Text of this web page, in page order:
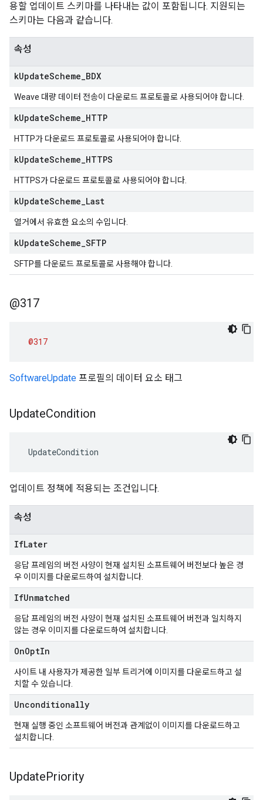
용할 업데이트 스키마를 나타내는 값이 포함됩니다. 지원되는
스키마는 다음과 같습니다.
속성
kUpdateScheme BDX
Weave 대량 데이터 전송이 다운로드 프로토콜로 사용되어야 합니다.
kUpdateScheme HTTP
HTTP가 다운로드 프로토콜로 사용되어야 합니다.
kUpdateScheme HTTPS
HTTPS가 다운로드 프로토콜로 사용되어야 합니다.
kUpdateScheme Last
열거에서 유효한 요소의 수입니다.
kUpdateScheme SFTP
SFTP를 다운로드 프로토콜로 사용해야 합니다.
@317
@317
SoftwareUpdate 프로필의 데이터 요소 태그
UpdateCondition
UpdateCondition
업데이트 정책에 적용되는 조건입니다.
속성
IfLater
응답 프레임의 버전 사양이 현재 설치된 소프트웨어 버전보다 높은 경
우 이미지를 다운로드하여 설치합니다.
IfUnmatched
응답 프레임의 버전 사양이 현재 설치된 소프트웨어 버전과 일치하지
않는 경우 이미지를 다운로드하여 설치합니다.
OnOptIn
사이트 내 사용자가 제공한 일부 트리거에 이미지를 다운로드하고 설
치할 수 있습니다.
Unconditionally
현재 실행 중인 소프트웨어 버전과 관계없이 이미지를 다운로드하고
설치합니다.
UpdatePriority